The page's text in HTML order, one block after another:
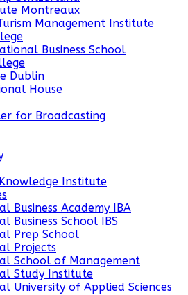
Montreaux
Management Institute
Business School
Dublin
House
for Broadcasting
Institute
Business Academy IBA
Business School IBS
Prep School
Projects
School of Management
Study Institute
University of Applied Sciences